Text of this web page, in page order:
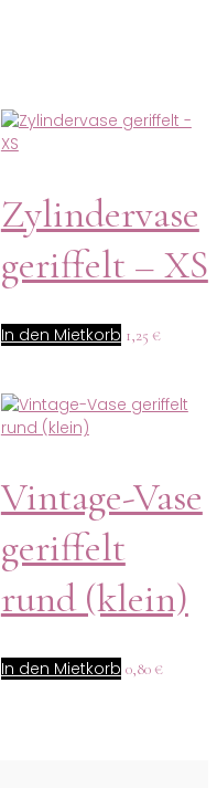
Zylindervase
geriffelt – XS
In den Mietkorb 1,25 €
Vintage-Vase
geriffelt
rund (klein)
In den Mietkorb 0,80 €